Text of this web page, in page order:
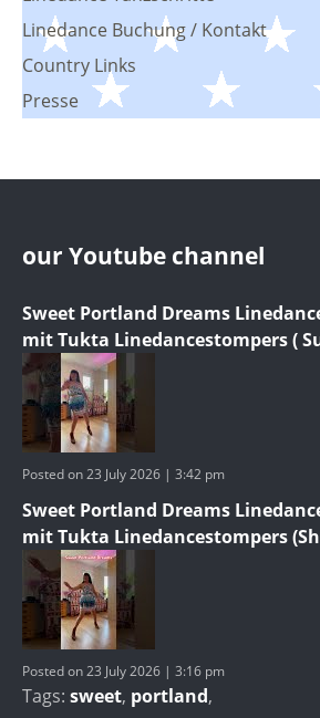
Linedance Buchung / Kontakt
Country Links
Presse
our Youtube channel
Sweet Portland Dreams
mit Tukta Linedancestompers (
Posted on 23 July 2026 | 3:42 pm
Sweet Portland Dreams
mit Tukta Linedancestompers
Posted on 23 July 2026 | 3:16 pm
Tags: sweet, portland,